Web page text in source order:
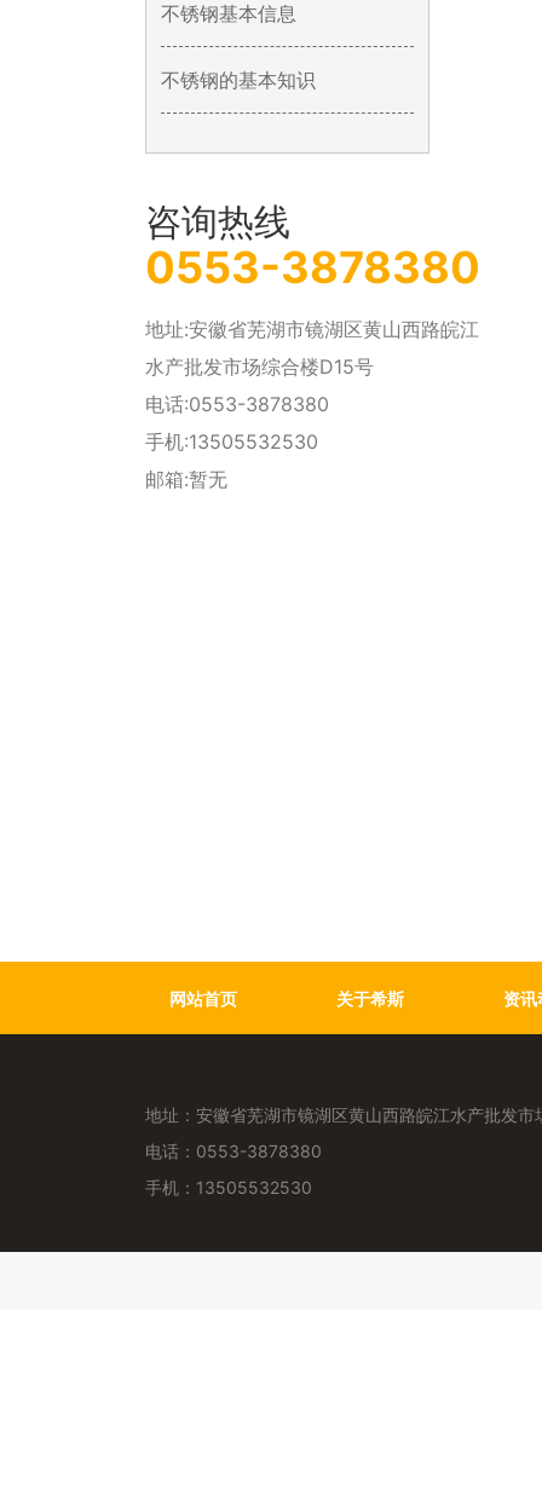
不锈钢基本信息
不锈钢的基本知识
咨询热线
0553-3878380
地址:安徽省芜湖市镜湖区黄山西路皖江
水产批发市场综合楼D15号
电话:0553-3878380
手机:13505532530
邮箱:暂无
网站首页 关于希斯 资讯
地址：安徽省芜湖市镜湖区黄山西路皖江水产批发市
电话：0553-3878380
手机：13505532530